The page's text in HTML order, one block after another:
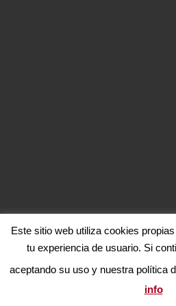
Este sitio web utiliza cookies
tu experiencia de usuario. Si
aceptando su uso y nuestra política
info